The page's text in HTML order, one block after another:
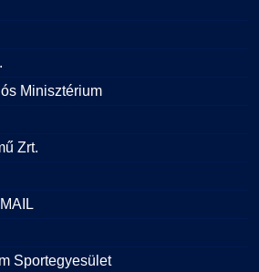
Minisztérium
Zrt.
Sportegyesület